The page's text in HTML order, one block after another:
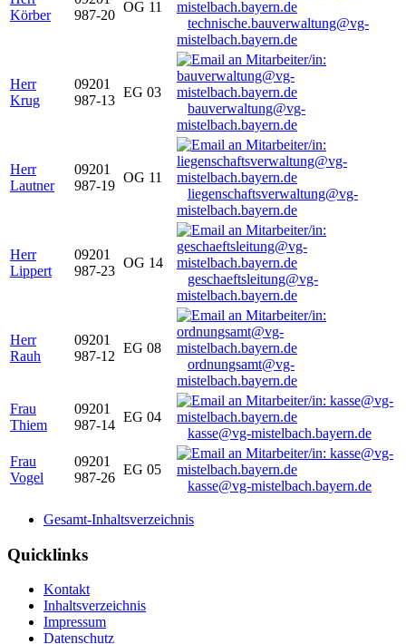
Körber
987-20
OG 11
technische.bauverwaltung@vg-
mistelbach.bayern.de
Herr
Krug
09201
987-13
EG 03
bauverwaltung@vg-
mistelbach.bayern.de
Herr
Lautner
09201
987-19
OG 11
liegenschaftsverwaltung@vg-
mistelbach.bayern.de
Herr
Lippert
09201
987-23
OG 14
geschaeftsleitung@vg-
mistelbach.bayern.de
Herr
Rauh
09201
987-12
EG 08
ordnungsamt@vg-
mistelbach.bayern.de
Frau
Thiem
09201
987-14
EG 04
kasse@vg-mistelbach.bayern.de
Frau
Vogel
09201
987-26
EG 05
kasse@vg-mistelbach.bayern.de
Gesamt-Inhaltsverzeichnis
Quicklinks
Kontakt
Inhaltsverzeichnis
Impressum
Datenschutz